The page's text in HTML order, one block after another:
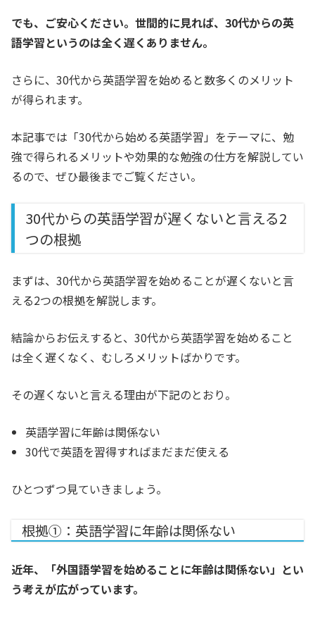
でも、ご安心ください。世間的に見れば、30代からの英
語学習というのは全く遅くありません。
さらに、30代から英語学習を始めると数多くのメリット
が得られます。
本記事では「30代から始める英語学習」をテーマに、勉
強で得られるメリットや効果的な勉強の仕方を解説してい
るので、ぜひ最後までご覧ください。
30代からの英語学習が遅くないと言える2
つの根拠
まずは、30代から英語学習を始めることが遅くないと言
える2つの根拠を解説します。
結論からお伝えすると、30代から英語学習を始めること
は全く遅くなく、むしろメリットばかりです。
その遅くないと言える理由が下記のとおり。
英語学習に年齢は関係ない
30代で英語を習得すればまだまだ使える
ひとつずつ見ていきましょう。
根拠①：英語学習に年齢は関係ない
近年、「外国語学習を始めることに年齢は関係ない」とい
う考えが広がっています。